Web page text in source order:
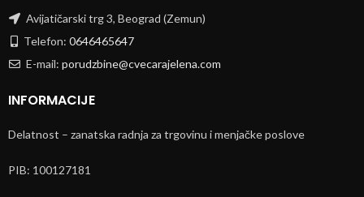
Avijatičarski trg 3, Beograd (Zemun)
Telefon: 0646465647
E-mail: porudzbine@cvecarajelena.com
INFORMACIJE
Delatnost – zanatska radnja za trgovinu i menjačke poslove
PIB: 100127181